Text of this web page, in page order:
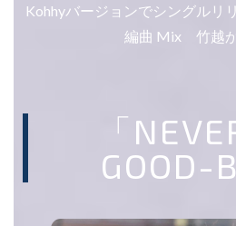
Kohhyバージョンでシングルリ
編曲 Mix 竹越
「
GOOD-